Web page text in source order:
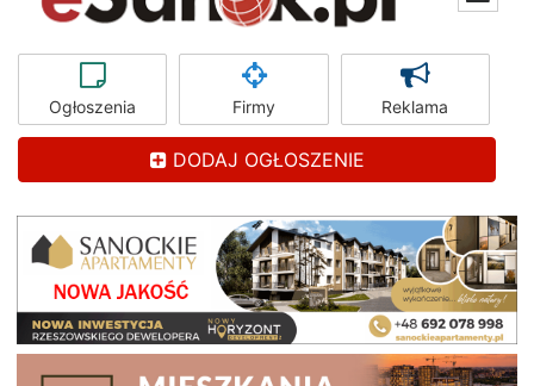
Ogłoszenia Firmy Reklama
DODAJ OGŁOSZENIE